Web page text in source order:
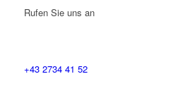
Rufen Sie uns an
+43 2734 41 52